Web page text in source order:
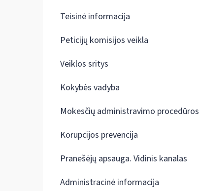
Teisinė informacija
Peticijų komisijos veikla
Veiklos sritys
Kokybės vadyba
Mokesčių administravimo procedūros
Korupcijos prevencija
Pranešėjų apsauga. Vidinis kanalas
Administracinė informacija